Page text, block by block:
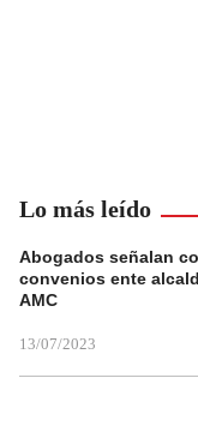
Lo más leído
Abogados señalan
convenios ente
AMC
13/07/2023